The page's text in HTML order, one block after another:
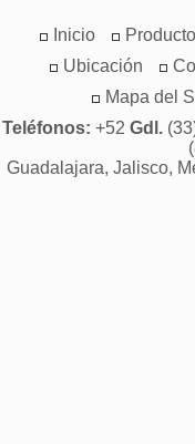
Inicio
Ubicación
Mapa del
Teléfonos: +52 Gdl.
Guadalajara, Jalisco,